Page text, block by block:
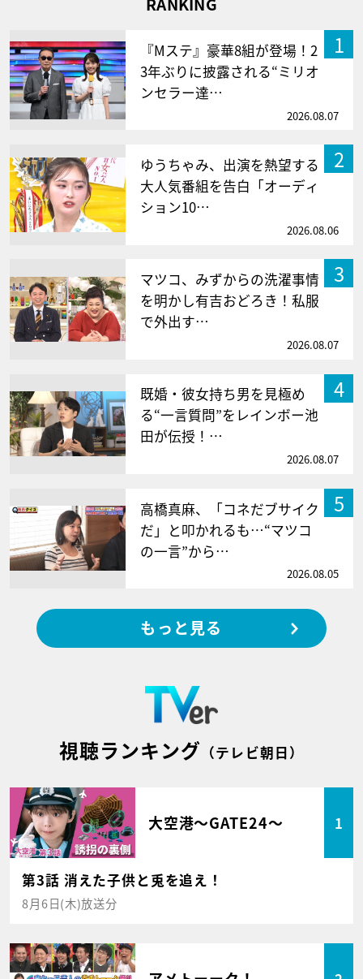
1
『Mステ』豪華8組が登場！2
3年ぶりに披露される“ミリオ
ンセラー達…
2026.08.07
2
ゆうちゃみ、出演を熱望する
大人気番組を告白「オーディ
ション10…
2026.08.06
3
マツコ、みずからの洗濯事情
を明かし有吉おどろき！私服
で外出す…
2026.08.07
4
既婚・彼女持ち男を見極め
る“一言質問”をレインボー池
田が伝授！…
2026.08.07
5
高橋真麻、「コネだブサイク
だ」と叩かれるも…“マツコ
の一言”から…
2026.08.05
もっと見る
視聴ランキング （テレビ朝日）
大空港～GATE24～ 1
第3話 消えた子供と兎を追え！
8月6日(木)放送分